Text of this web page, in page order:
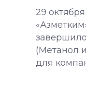
29
(Метанол
для